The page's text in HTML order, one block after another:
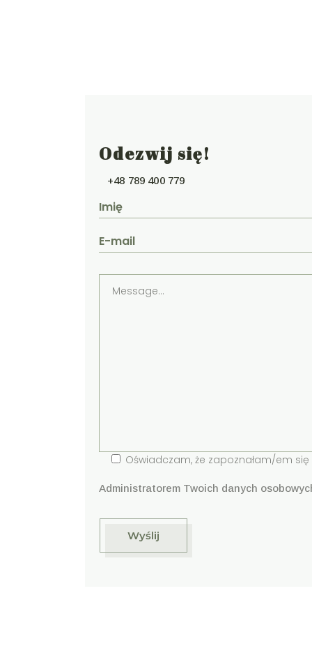
Odezwij się!
+48 789 400 779
Oświadczam, że zapoznałam/em
Administratorem Twoich danych
Wyślij